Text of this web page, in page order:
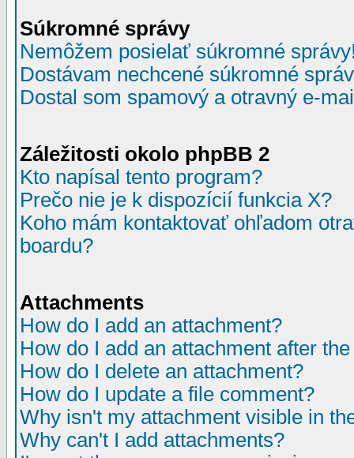
Súkromné správy
Nemôžem posielať súkromné
Dostávam nechcené súkromné
Dostal som spamový a otravný e-
Záležitosti okolo phpBB 2
Kto napísal tento program?
Prečo nie je k dispozícií funkcia X?
Koho mám kontaktovať ohľadom
boardu?
Attachments
How do I add an attachment?
How do I add an attachment after
How do I delete an attachment?
How do I update a file comment?
Why isn't my attachment visible in
Why can't I add attachments?